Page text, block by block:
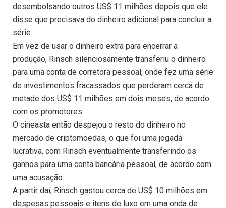
desembolsando outros US$ 11 milhões depois que ele
disse que precisava do dinheiro adicional para concluir a
série.
Em vez de usar o dinheiro extra para encerrar a
produção, Rinsch silenciosamente transferiu o dinheiro
para uma conta de corretora pessoal, onde fez uma série
de investimentos fracassados ​​que perderam cerca de
metade dos US$ 11 milhões em dois meses, de acordo
com os promotores.
O cineasta então despejou o resto do dinheiro no
mercado de criptomoedas, o que foi uma jogada
lucrativa, com Rinsch eventualmente transferindo os
ganhos para uma conta bancária pessoal, de acordo com
uma acusação.
A partir daí, Rinsch gastou cerca de US$ 10 milhões em
despesas pessoais e itens de luxo em uma onda de